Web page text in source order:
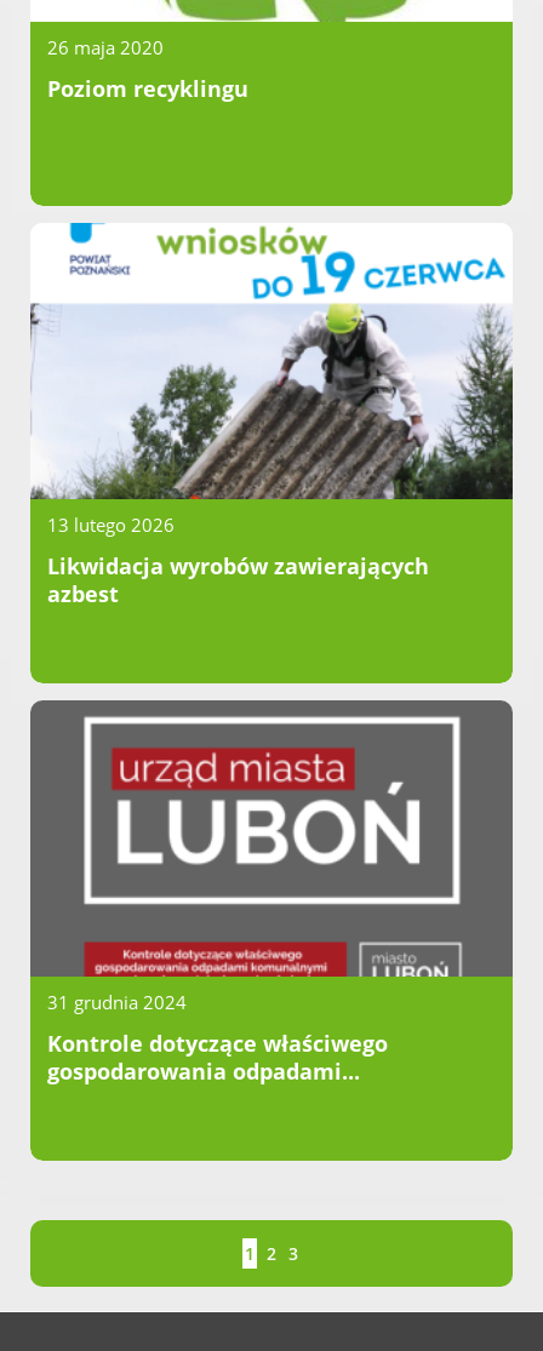
26 maja 2020
Poziom recyklingu
13 lutego 2026
Likwidacja wyrobów zawierających
azbest
31 grudnia 2024
Kontrole dotyczące właściwego
gospodarowania odpadami...
Strona
1 Strona
2 Strona
3